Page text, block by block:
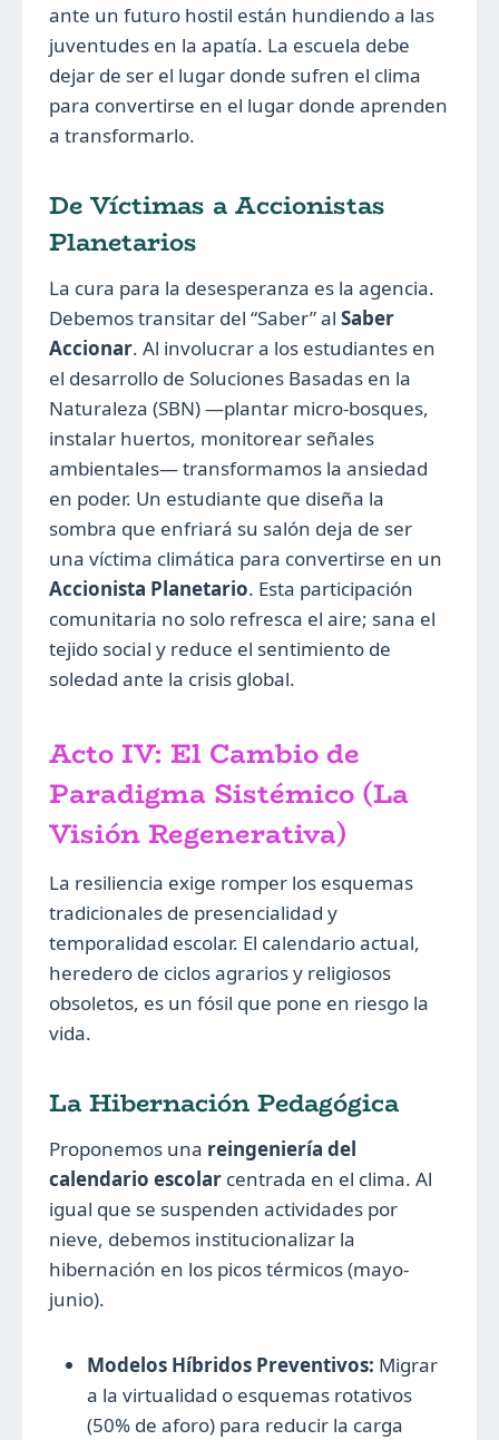
ante un futuro hostil están hundiendo a las
juventudes en la apatía. La escuela debe
dejar de ser el lugar donde sufren el clima
para convertirse en el lugar donde aprenden
a transformarlo.
De Víctimas a Accionistas
Planetarios
La cura para la desesperanza es la agencia.
Debemos transitar del “Saber” al Saber
Accionar. Al involucrar a los estudiantes en
el desarrollo de Soluciones Basadas en la
Naturaleza (SBN) —plantar micro-bosques,
instalar huertos, monitorear señales
ambientales— transformamos la ansiedad
en poder. Un estudiante que diseña la
sombra que enfriará su salón deja de ser
una víctima climática para convertirse en un
Accionista Planetario. Esta participación
comunitaria no solo refresca el aire; sana el
tejido social y reduce el sentimiento de
soledad ante la crisis global.
Acto IV: El Cambio de
Paradigma Sistémico (La
Visión Regenerativa)
La resiliencia exige romper los esquemas
tradicionales de presencialidad y
temporalidad escolar. El calendario actual,
heredero de ciclos agrarios y religiosos
obsoletos, es un fósil que pone en riesgo la
vida.
La Hibernación Pedagógica
Proponemos una reingeniería del
calendario escolar centrada en el clima. Al
igual que se suspenden actividades por
nieve, debemos institucionalizar la
hibernación en los picos térmicos (mayo-
junio).
Modelos Híbridos Preventivos: Migrar
a la virtualidad o esquemas rotativos
(50% de aforo) para reducir la carga